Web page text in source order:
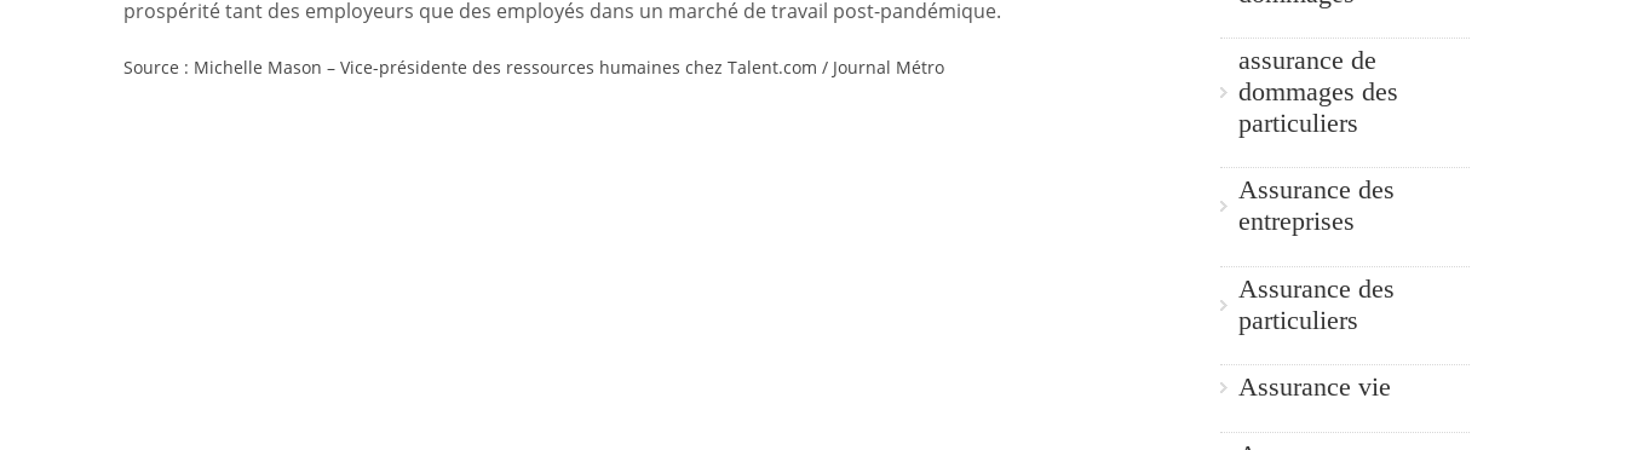
prospérité tant des employeurs que des employés dans un marché de travail post-pandémique.
Source : Michelle Mason – Vice-présidente des ressources humaines chez Talent.com / Journal Métro
assurance de
dommages des
particuliers
Assurance des
entreprises
Assurance des
particuliers
Assurance vie